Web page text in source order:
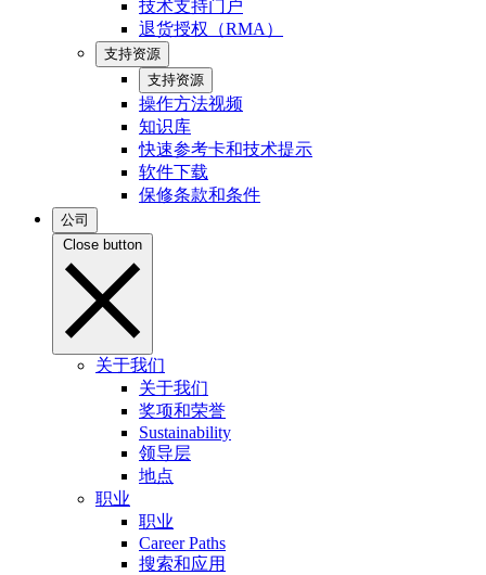
技术支持门户
退货授权（RMA）
支持资源
支持资源
操作方法视频
知识库
快速参考卡和技术提示
软件下载
保修条款和条件
公司
Close button
关于我们
关于我们
奖项和荣誉
Sustainability
领导层
地点
职业
职业
Career Paths
搜索和应用